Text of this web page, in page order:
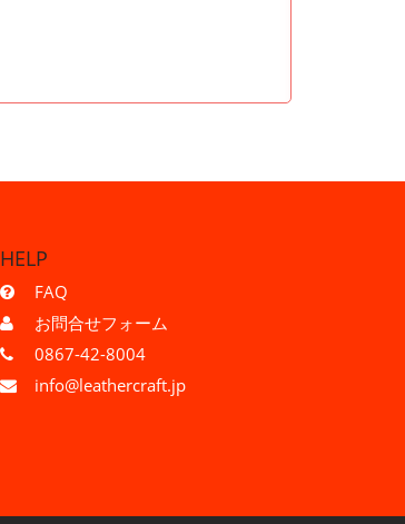
HELP
FAQ
お問合せフォーム
0867-42-8004
info@leathercraft.jp